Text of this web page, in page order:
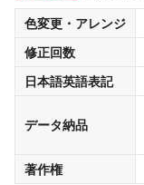
色変更・アレンジ
修正回数
日本語英語表記
データ納品
著作権